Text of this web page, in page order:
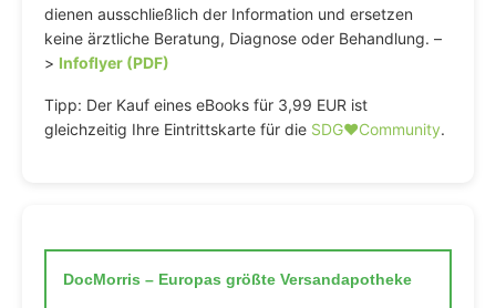
dienen ausschließlich der Information und ersetzen
keine ärztliche Beratung, Diagnose oder Behandlung. –
> Infoflyer (PDF)
Tipp: Der Kauf eines eBooks für 3,99 EUR ist
gleichzeitig Ihre Eintrittskarte für die SDG♥️Community.
DocMorris – Europas größte Versandapotheke